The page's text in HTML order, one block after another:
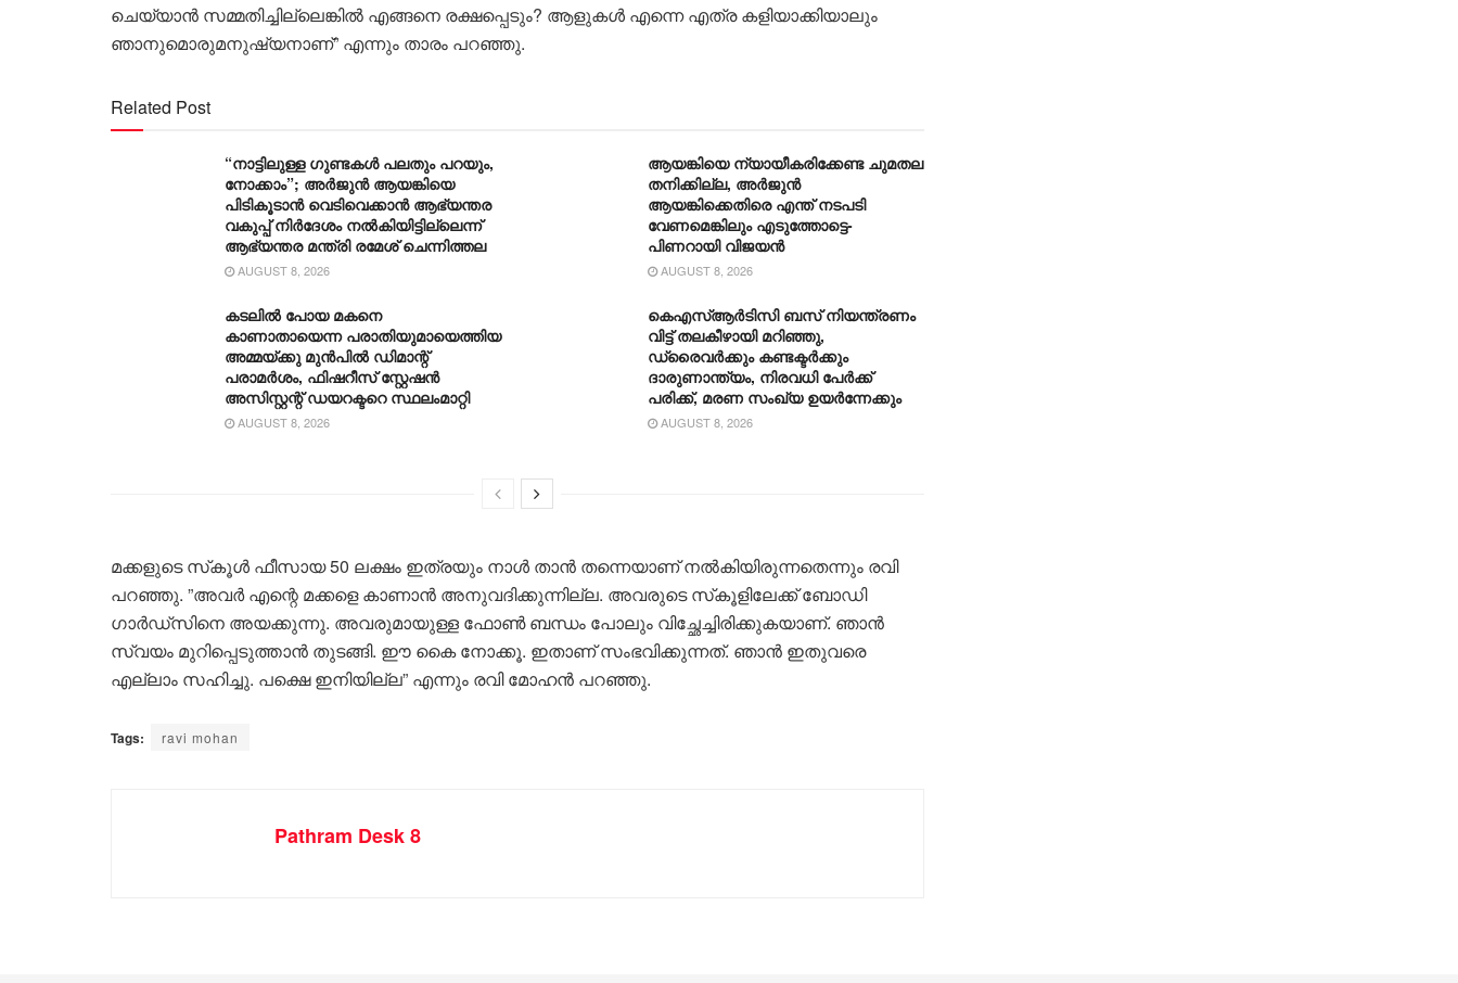
ചെയ്യാന്‍ സമ്മതിച്ചില്ലെങ്കില്‍ എങ്ങനെ രക്ഷപ്പെടും? ആളുകള്‍ എന്നെ എത്ര കളിയാക്കിയാലും
ഞാനുമൊരുമനുഷ്യനാണ്” എന്നും താരം പറഞ്ഞു.
Related Post
“നാട്ടിലുള്ള ഗുണ്ടകൾ പലതും പറയും,
നോക്കാം”; അർജുൻ ആയങ്കിയെ
പിടികൂടാൻ വെടിവെക്കാൻ ആഭ്യന്തര
വകുപ്പ് നിർദേശം നൽകിയിട്ടില്ലെന്ന്
ആഭ്യന്തര മന്ത്രി രമേശ് ചെന്നിത്തല
AUGUST 8, 2026
ആയങ്കിയെ ന്യായീകരിക്കേണ്ട ചുമതല
തനിക്കില്ല, അർജുൻ
ആയങ്കിക്കെതിരെ എന്ത് നടപടി
വേണമെങ്കിലും എടുത്തോട്ടെ-
പിണറായി വിജയന്‍
AUGUST 8, 2026
കടലിൽ പോയ മകനെ
കാണാതായെന്ന പരാതിയുമായെത്തിയ
അമ്മയ്ക്കു മുൻപിൽ ഡിമാന്റ്
പരാമർശം, ഫിഷറീസ് സ്റ്റേഷൻ
അസിസ്റ്റന്റ് ഡയറക്ടറെ സ്ഥലംമാറ്റി
AUGUST 8, 2026
കെഎസ്ആര്‍ടിസി ബസ് നിയന്ത്രണം
വിട്ട് തലകീഴായി മറിഞ്ഞു,
ഡ്രൈവര്‍ക്കും കണ്ടക്ടര്‍ക്കും
ദാരുണാന്ത്യം, നിരവധി പേര്‍ക്ക്
പരിക്ക്, മരണ സംഖ്യ ഉയര്‍ന്നേക്കും
AUGUST 8, 2026
മക്കളുടെ സ്‌കൂള്‍ ഫീസായ 50 ലക്ഷം ഇത്രയും നാള്‍ താന്‍ തന്നെയാണ് നല്‍കിയിരുന്നതെന്നും രവി
പറഞ്ഞു. ”അവര്‍ എന്റെ മക്കളെ കാണാന്‍ അനുവദിക്കുന്നില്ല. അവരുടെ സ്‌കൂളിലേക്ക് ബോഡി
ഗാര്‍ഡ്‌സിനെ അയക്കുന്നു. അവരുമായുള്ള ഫോണ്‍ ബന്ധം പോലും വിച്ഛേച്ചിരിക്കുകയാണ്. ഞാന്‍
സ്വയം മുറിപ്പെടുത്താന്‍ തുടങ്ങി. ഈ കൈ നോക്കൂ. ഇതാണ് സംഭവിക്കുന്നത്. ഞാന്‍ ഇതുവരെ
എല്ലാം സഹിച്ചു. പക്ഷെ ഇനിയില്ല” എന്നും രവി മോഹന്‍ പറഞ്ഞു.
Tags: ravi mohan
Pathram Desk 8